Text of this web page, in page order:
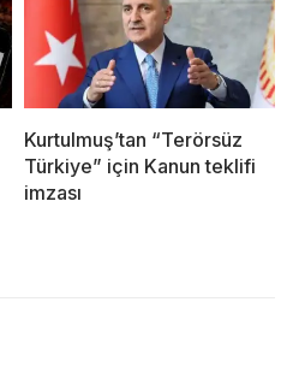
Kurtulmuş’tan “Terörsüz
Türkiye” için Kanun teklifi
imzası